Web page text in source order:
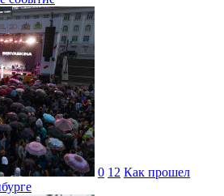
0 12 Как прошел